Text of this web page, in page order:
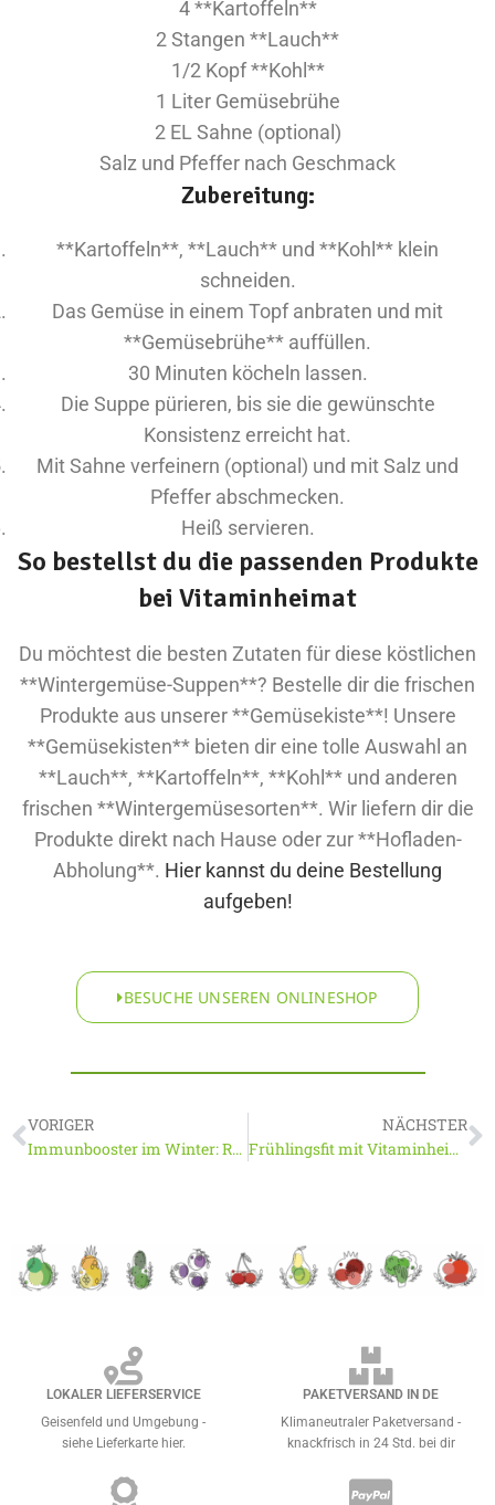
4 **Kartoffeln**
2 Stangen **Lauch**
1/2 Kopf **Kohl**
1 Liter Gemüsebrühe
2 EL Sahne (optional)
Salz und Pfeffer nach Geschmack
Zubereitung:
**Kartoffeln**, **Lauch** und **Kohl** klein
schneiden.
Das Gemüse in einem Topf anbraten und mit
**Gemüsebrühe** auffüllen.
30 Minuten köcheln lassen.
Die Suppe pürieren, bis sie die gewünschte
Konsistenz erreicht hat.
Mit Sahne verfeinern (optional) und mit Salz und
Pfeffer abschmecken.
Heiß servieren.
So bestellst du die passenden Produkte
bei Vitaminheimat
Du möchtest die besten Zutaten für diese köstlichen
**Wintergemüse-Suppen**? Bestelle dir die frischen
Produkte aus unserer **Gemüsekiste**! Unsere
**Gemüsekisten** bieten dir eine tolle Auswahl an
**Lauch**, **Kartoffeln**, **Kohl** und anderen
frischen **Wintergemüsesorten**. Wir liefern dir die
Produkte direkt nach Hause oder zur **Hofladen-
Abholung**. Hier kannst du deine Bestellung
aufgeben!
BESUCHE UNSEREN ONLINESHOP
VORIGER
Immunbooster im Winter: Rezepte mit Zitrusfrüchten & Wurzelgemüse (für Zuhause & Büro)
NÄCHSTER
Frühlingsfit mit Vitaminheimat: Erste Frühlingsgemüse & leichte Rezepte
LOKALER LIEFERSERVICE
Geisenfeld und Umgebung -
siehe Lieferkarte hier.
PAKETVERSAND IN DE
Klimaneutraler Paketversand -
knackfrisch in 24 Std. bei dir